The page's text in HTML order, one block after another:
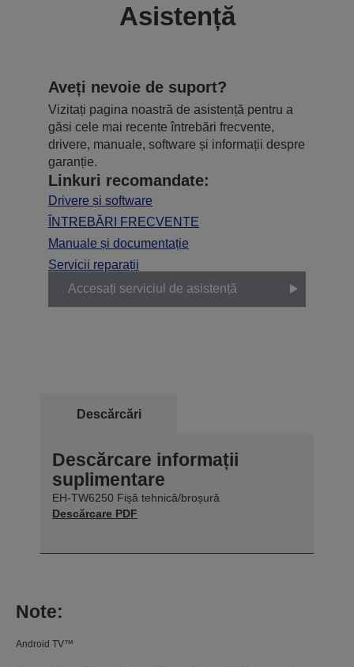
Asistență
Aveți nevoie de suport?
Vizitați pagina noastră de asistență pentru a
găsi cele mai recente întrebări frecvente,
drivere, manuale, software și informații despre
garanție.
Linkuri recomandate:
Drivere și software
ÎNTREBĂRI FRECVENTE
Manuale și documentație
Servicii reparații
Accesați serviciul de asistență
Descărcări
Descărcare informații
suplimentare
EH-TW6250 Fișă tehnică/broșură
Descărcare PDF
Note:
Android TV™